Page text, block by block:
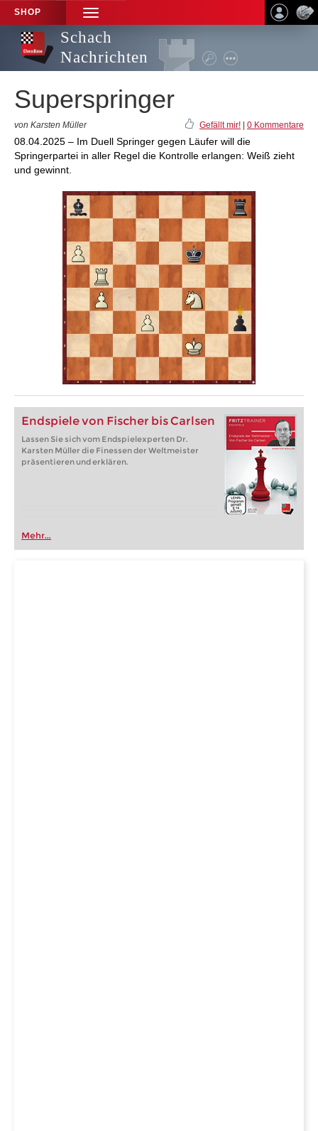
SHOP
TOGGLE
NAVIGATION
Schach
Nachrichten
Superspringer
von Karsten Müller Gefällt mir! 0 Kommentare
08.04.2025 – Im Duell Springer gegen Läufer will die
Springerpartei in aller Regel die Kontrolle erlangen: Weiß zieht
und gewinnt.
Endspiele von Fischer bis Carlsen
Lassen Sie sich vom Endspielexperten Dr.
Karsten Müller die Finessen der Weltmeister
präsentieren und erklären.
Mehr...